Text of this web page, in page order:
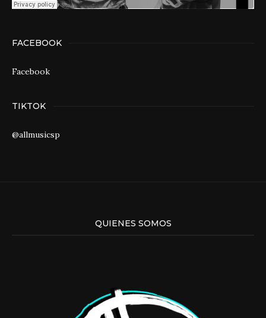
FACEBOOK
Facebook
TIKTOK
@allmusicsp
QUIENES SOMOS